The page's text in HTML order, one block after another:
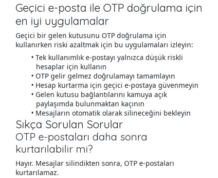
Geçici e-posta ile OTP doğrulama için
en iyi uygulamalar
Geçici bir gelen kutusunu OTP doğrulama için
kullanırken riski azaltmak için bu uygulamaları izleyin:
Tek kullanımlık e-postayı yalnızca düşük riskli
hesaplar için kullanın
OTP gelir gelmez doğrulamayı tamamlayın
Hesap kurtarma için geçici e-postaya güvenmeyin
Gelen kutusu bağlantılarını kamuya açık
paylaşımda bulunmaktan kaçının
Mesajların otomatik olarak silineceğini bekleyin
Sıkça Sorulan Sorular
OTP e-postaları daha sonra
kurtarılabilir mi?
Hayır. Mesajlar silindikten sonra, OTP e-postaları
kurtarılamaz.